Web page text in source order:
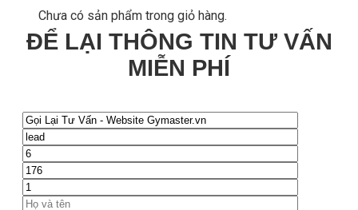
Chưa có sản phẩm trong giỏ hàng.
ĐỂ LẠI THÔNG TIN TƯ VẤN
MIỄN PHÍ